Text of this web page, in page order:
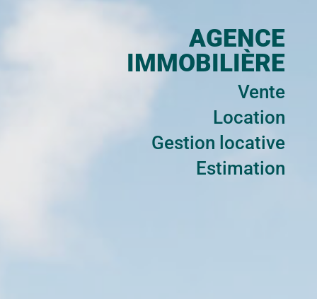
AGENCE
IMMOBILIÈRE
Vente
Location
Gestion locative
Estimation